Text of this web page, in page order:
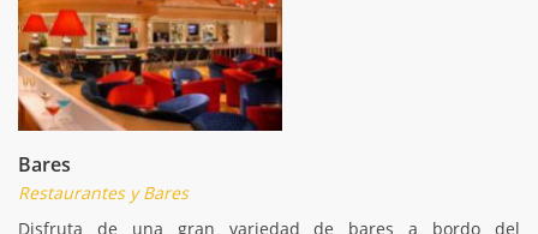
Bares
Restaurantes y Bares
Disfruta de una gran variedad de bares a bordo del